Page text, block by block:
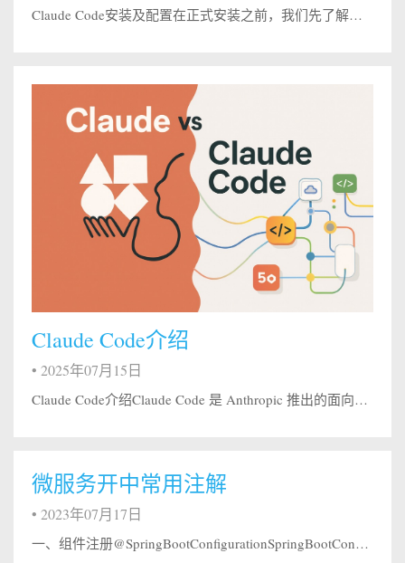
Claude Code安装及配置在正式安装之前，我们先了解一下 Claude Code 可以怎么用。 三种使用方式对比： 方式 适合人群 优点 缺点 Web 端 完全新手 无需安装,打开就用 功能相对有限 CLI(命令行) 有一定基础的开发者 功能完整,集成度高 需要熟悉命令行 编辑器集成（VS Code / Cursor 等） 日常开发 无缝融入工作流 依赖插件和环境配...
Claude Code介绍
• 2025年07月15日
Claude Code介绍Claude Code 是 Anthropic 推出的面向开发者的 AI 编程协作工具，与在聊天窗口里写几段代码不同，Claude Code 的核心目标是理解你的整个项目，并参与到真实的编码、修改和重构过程中。 Claude Code 不是一个代码生成器，而是一个能读项目、懂上下文、遵守约束的 AI 编程搭档。 简单说:Claude Code 是 Claude 的命...
微服务开中常用注解
• 2023年07月17日
一、组件注册@SpringBootConfigurationSpringBootConfiguration 是 SpringBoot 项目的配置注解，这也是一个组合注解，SpringBootConfiguration 注解可以用 java 代码的形式实现 Spring 中 xml 配置文件配置的效果，并会将当前类内声明的一个或多个以 @Bean 注解标记的方法的实例纳入到 spring 容器...